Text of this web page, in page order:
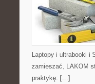
Laptopy i ultrabooki i
zamieszać, LAKOM
praktykę: […]